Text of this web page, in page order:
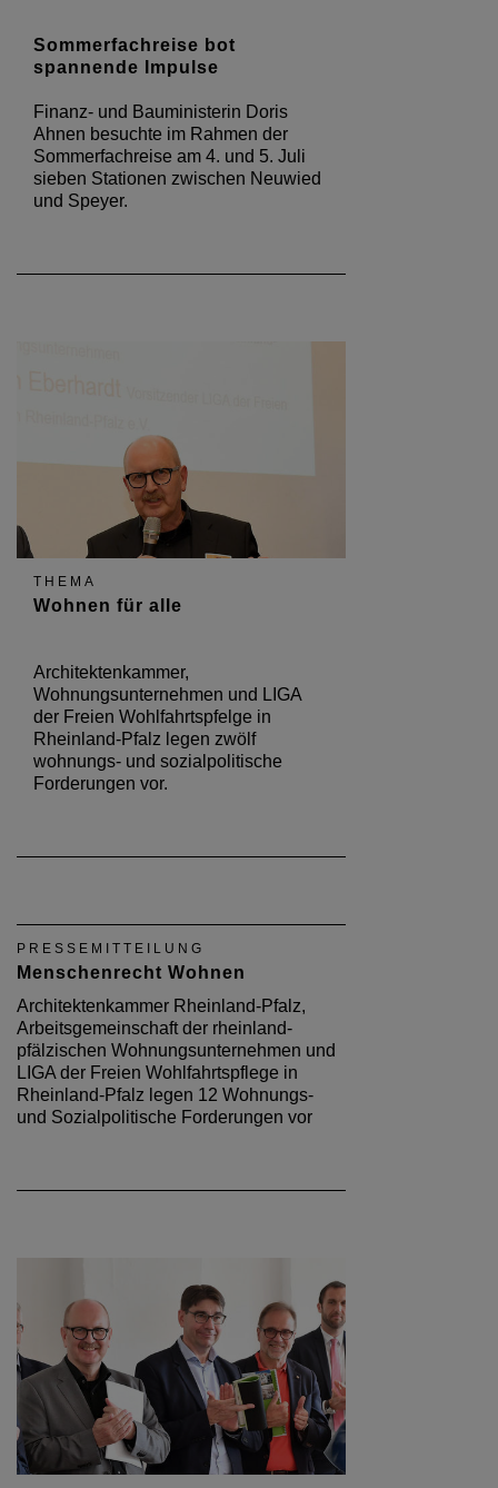
Sommerfachreise bot
spannende Impulse
Finanz- und Bauministerin Doris
Ahnen besuchte im Rahmen der
Sommerfachreise am 4. und 5. Juli
sieben Stationen zwischen Neuwied
und Speyer.
THEMA
Wohnen für alle
Architektenkammer,
Wohnungsunternehmen und LIGA
der Freien Wohlfahrtspfelge in
Rheinland-Pfalz legen zwölf
wohnungs- und sozialpolitische
Forderungen vor.
PRESSEMITTEILUNG
Menschenrecht Wohnen
Architektenkammer Rheinland-Pfalz,
Arbeitsgemeinschaft der rheinland-
pfälzischen Wohnungsunternehmen und
LIGA der Freien Wohlfahrtspflege in
Rheinland-Pfalz legen 12 Wohnungs-
und Sozialpolitische Forderungen vor